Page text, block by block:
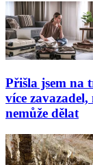
Přišla jsem na
více
nemůže dělat